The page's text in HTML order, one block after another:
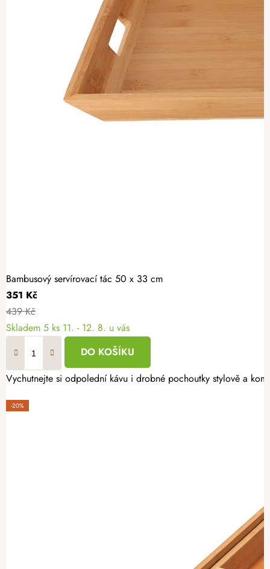
Bambusový servírovací tác 50 x 33 cm
351 Kč
439 Kč
Skladem 5 ks 11. - 12. 8. u vás
DO KOŠÍKU
Vychutnejte si odpolední kávu i drobné pochoutky stylově a
-20%